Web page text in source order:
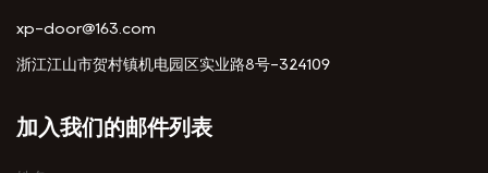
xp-door@163.com
浙江江山市贺村镇机电园区实业路8号-324109
加入我们的邮件列表